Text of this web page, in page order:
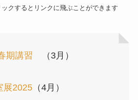
クするとリンクに飛ぶことができます
期講習 （3月）
展2025（4月）